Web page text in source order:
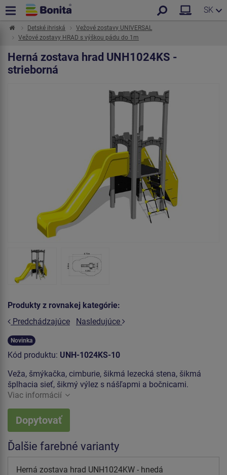
SK
Detské ihriská
Vežové zostavy UNIVERSAL
Vežové zostavy HRAD s výškou pádu do 1m
Herná zostava hrad UNH1024KS -
strieborná
Produkty z rovnakej kategórie:
Predchádzajúce
Nasledujúce
Novinka
Kód produktu: UNH-1024KS-10
Veža, šmýkačka, cimburie, šikmá lezecká stena, šikmá
šplhacia sieť, šikmý výlez s nášľapmi a bočnicami.
Viac informácií
Dopytovať
Ďalšie farebné varianty
Herná zostava hrad UNH1024KW - hnedá